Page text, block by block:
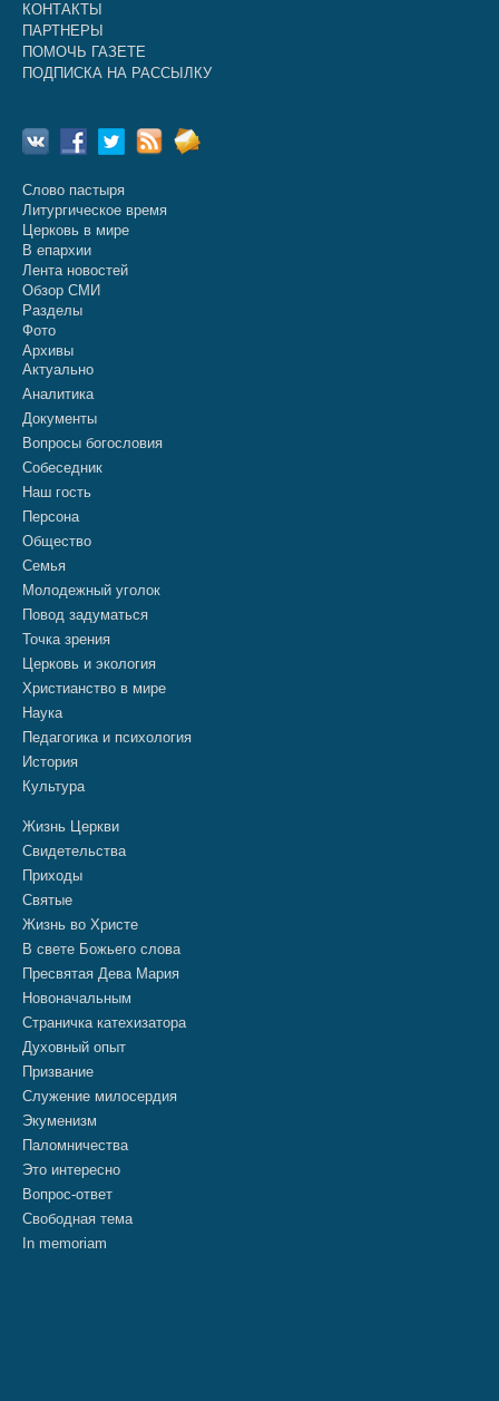
КОНТАКТЫ
ПАРТНЕРЫ
ПОМОЧЬ ГАЗЕТЕ
ПОДПИСКА НА РАССЫЛКУ
Слово пастыря
Литургическое время
Церковь в мире
В епархии
Лента новостей
Обзор СМИ
Разделы
Фото
Архивы
Актуально
Аналитика
Документы
Вопросы богословия
Собеседник
Наш гость
Персона
Общество
Семья
Молодежный уголок
Повод задуматься
Точка зрения
Церковь и экология
Христианство в мире
Наука
Педагогика и психология
История
Культура
Жизнь Церкви
Свидетельства
Приходы
Святые
Жизнь во Христе
В свете Божьего слова
Пресвятая Дева Мария
Новоначальным
Страничка катехизатора
Духовный опыт
Призвание
Служение милосердия
Экуменизм
Паломничества
Это интересно
Вопрос-ответ
Свободная тема
In memoriam